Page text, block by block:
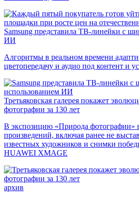
Samsung представила ТВ-линейки с
ИИ
Алгоритмы в реальном времени
цветопередачу и аудио под контент и
Третьяковская галерея покажет
фотографии за 130 лет
В экспозицию «Природа фотографии»
произведений, включая ранее не
известных художников и снимки
HUAWEI XMAGE
архив